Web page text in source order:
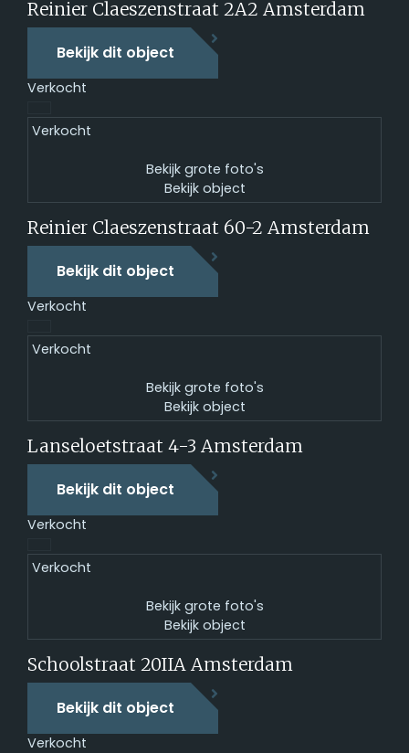
Reinier Claeszenstraat 2A2 Amsterdam
Bekijk dit object
Verkocht
Verkocht
Bekijk grote foto's
Bekijk object
Reinier Claeszenstraat 60-2 Amsterdam
Bekijk dit object
Verkocht
Verkocht
Bekijk grote foto's
Bekijk object
Lanseloetstraat 4-3 Amsterdam
Bekijk dit object
Verkocht
Verkocht
Bekijk grote foto's
Bekijk object
Schoolstraat 20IIA Amsterdam
Bekijk dit object
Verkocht